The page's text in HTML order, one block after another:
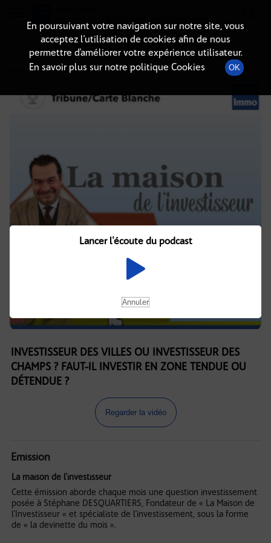
DÉTAILS DE L'ÉPISODE
23 juin 2021 à 8h09, durée : 20 minutes
INVESTISSEUR DES VILLES OU INVESTISSEUR DES
CHAMPS ? FAUT-IL INVESTIR EN ZONE TENDUE OU
DÉTENDUE ?
Regarder la vidéo
Emission
La maison de l'investisseur
Cette émission aborde chaque mois une question investissement
posée à Stéphane DESQUARTIERS, Fondateur de « La Maison de
l’Investisseur « et spécialiste de l'investissement, sous la forme
de « la devinette du mois ».
En poursuivant votre navigation sur notre site, vous
acceptez l’utilisation de cookies afin de nous
permettre d’améliorer votre expérience utilisateur.
En savoir plus sur notre politique Cookies
OK
Lancer l'écoute du podcast
Annuler